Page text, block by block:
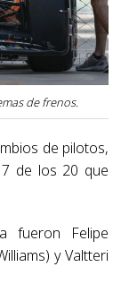
de frenos.
de pilotos,
de los 20 que
fueron Felipe
y Valtteri